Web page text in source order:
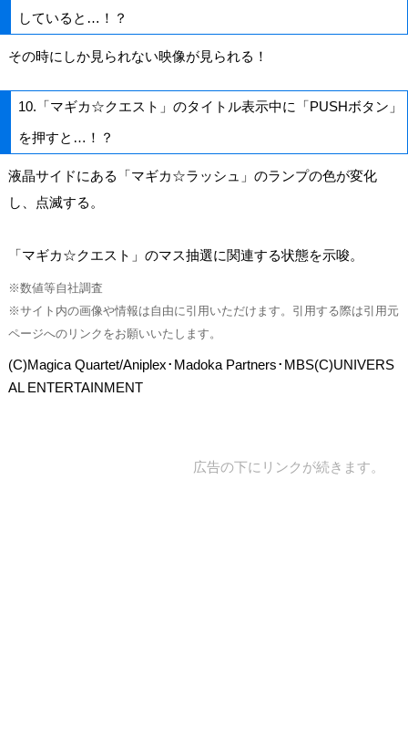
していると…！？
その時にしか見られない映像が見られる！
10.「マギカ☆クエスト」のタイトル表示中に「PUSHボタン」
を押すと…！？
液晶サイドにある「マギカ☆ラッシュ」のランプの色が変化
し、点滅する。
「マギカ☆クエスト」のマス抽選に関連する状態を示唆。
※数値等自社調査
※サイト内の画像や情報は自由に引用いただけます。引用する際は引用元
ページへのリンクをお願いいたします。
(C)Magica Quartet/Aniplex･Madoka Partners･MBS(C)UNIVERS
AL ENTERTAINMENT
広告の下にリンクが続きます。